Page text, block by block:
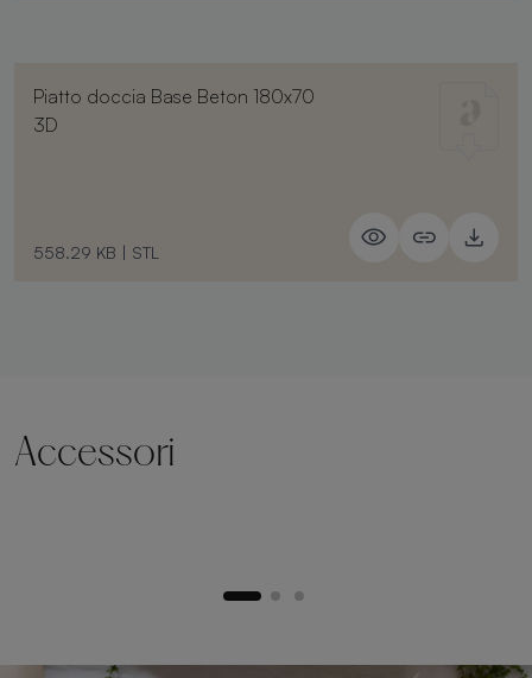
Piatto doccia Base Beton 180x70
3D
558.29 KB | STL
Accessori